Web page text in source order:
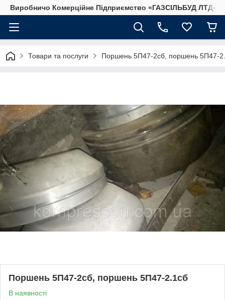
Виробничо Комерційне Підприємство «ГАЗСIЛЬБУД ЛТД»
Товари та послуги Поршень 5П47-2сб, поршень 5П47-
Поршень 5П47-2сб, поршень 5П47-2.1сб
В наявності